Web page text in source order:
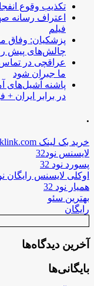
تکذیب وقوع
اعتراف رسانه
فیلم
پزشکیان: وفاق
چالش‌های پیش
عراقچی در تماس
ما جبران شود
پاشنه آشیل‌های
در برابر ایران +
.
خرید بک لینک behtarinbacklink.com
لایسنس نود32
پسورد نود 32
اوکلی لایسنس رایگان نود
همیار نود 32
بهترین سئو
رایگان
آخرین دیدگاه‌ها
بایگانی‌ها